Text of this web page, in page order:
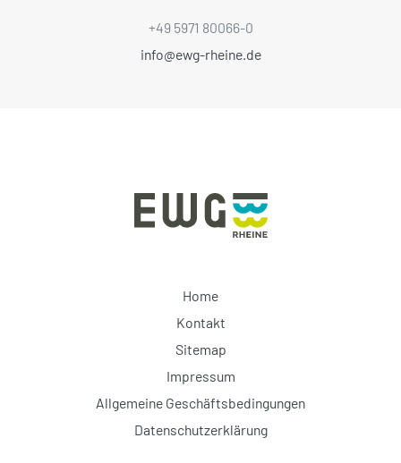
+49 5971 80066-0
info@ewg-rheine.de
Home
Kontakt
Sitemap
Impressum
Allgemeine Geschäftsbedingungen
Datenschutzerklärung